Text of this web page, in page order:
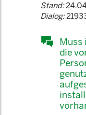
Stand:
Dialog:
Muss
die